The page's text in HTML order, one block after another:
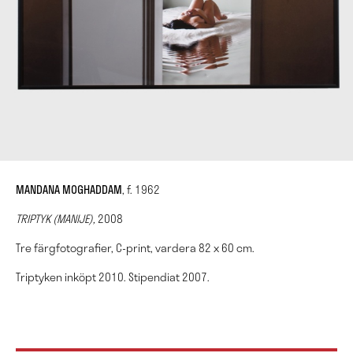
MANDANA MOGHADDAM, f. 1962
TRIPTYK (MANIJE), 2008
Tre färgfotografier, C-print, vardera 82 x 60 cm.
Triptyken inköpt 2010. Stipendiat 2007.